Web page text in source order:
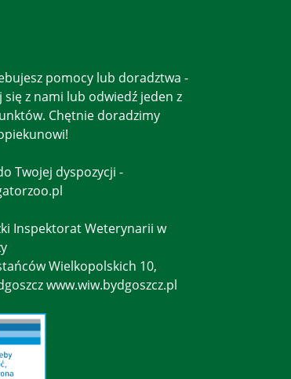
pomocy lub doradztwa -
z nami lub odwiedź jeden z
Chętnie doradzimy
Twojej dyspozycji -
Inspektorat Weterynarii w
Wielkopolskich 10,
www.wiw.bydgoszcz.pl